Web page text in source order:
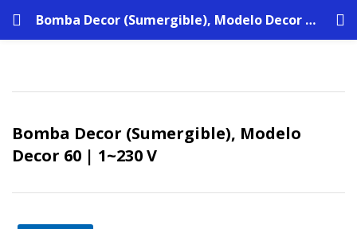
Bomba Decor (Sumergible), Modelo Decor 60 | 1~230 V
Bomba Decor (Sumergible), Modelo
Decor 60 | 1~230 V